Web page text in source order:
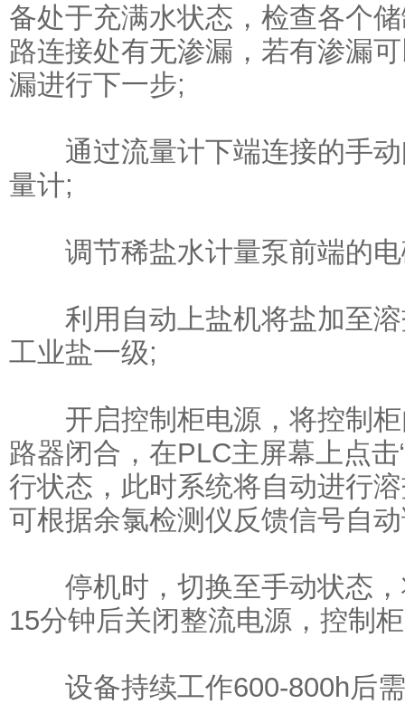
备处于充满水状态，检查各个
路连接处有无渗漏，若有渗漏
漏进行下一步;
通过流量计下端连接的手动
量计;
调节稀盐水计量泵前端的电
利用自动上盐机将盐加至溶
工业盐一级;
开启控制柜电源，将控制柜
路器闭合，在PLC主屏幕上点
行状态，此时系统将自动进行
可根据余氯检测仪反馈信号自
停机时，切换至手动状态，
15分钟后关闭整流电源，控制
设备持续工作600-800h后需